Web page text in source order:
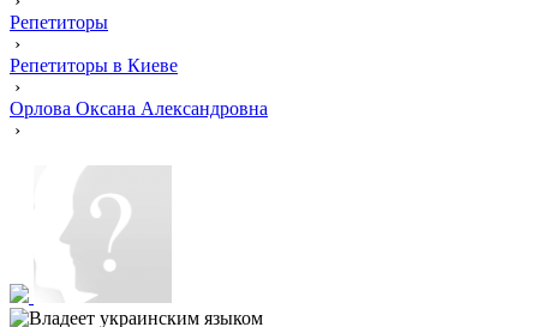
Репетиторы
›
Репетиторы в Киеве
›
Орлова Оксана Александровна
›